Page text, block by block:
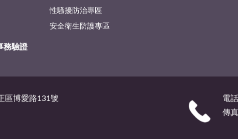
性騷擾防治專區
安全衛生防護專區
務驗證
區博愛路131號
電
傳